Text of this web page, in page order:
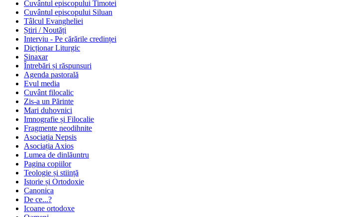
Cuvântul episcopului Timotei
Cuvântul episcopului Siluan
Tâlcul Evangheliei
Știri / Noutăți
Interviu - Pe cărările credinței
Dicționar Liturgic
Sinaxar
Întrebări și răspunsuri
Agenda pastorală
Evul media
Cuvânt filocalic
Zis-a un Părinte
Mari duhovnici
Imnografie și Filocalie
Fragmente neodihnite
Asociația Nepsis
Asociația Axios
Lumea de dinlăuntru
Pagina copiilor
Teologie și stiință
Istorie și Ortodoxie
Canonica
De ce...?
Icoane ortodoxe